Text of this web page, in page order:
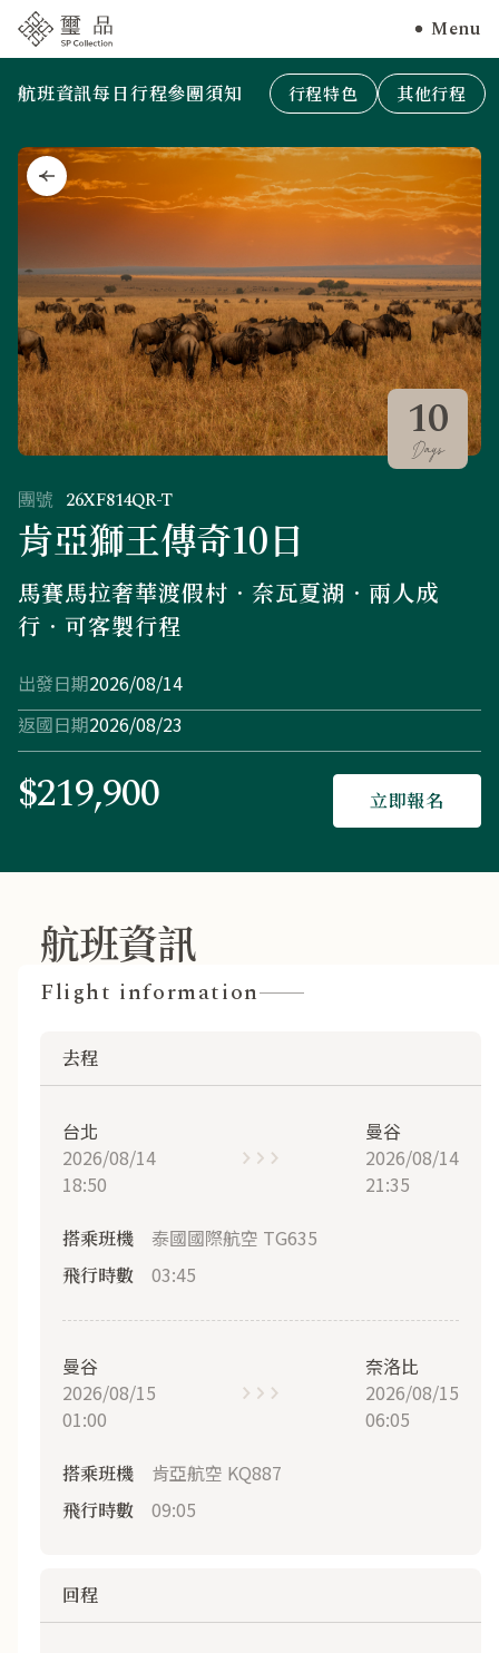
Menu
航班資訊每日行程參團須知 行程特色 其他行程
10
Days
團號 26XF814QR-T
肯亞獅王傳奇10日
馬賽馬拉奢華渡假村．奈瓦夏湖．兩人成
行．可客製行程
出發日期2026/08/14
返國日期2026/08/23
$219,900 立即報名
航班資訊
Flight information
去程
台北
2026/08/14
18:50
曼谷
2026/08/14
21:35
搭乘班機 泰國國際航空 TG635
飛行時數 03:45
曼谷
2026/08/15
01:00
奈洛比
2026/08/15
06:05
搭乘班機 肯亞航空 KQ887
飛行時數 09:05
回程